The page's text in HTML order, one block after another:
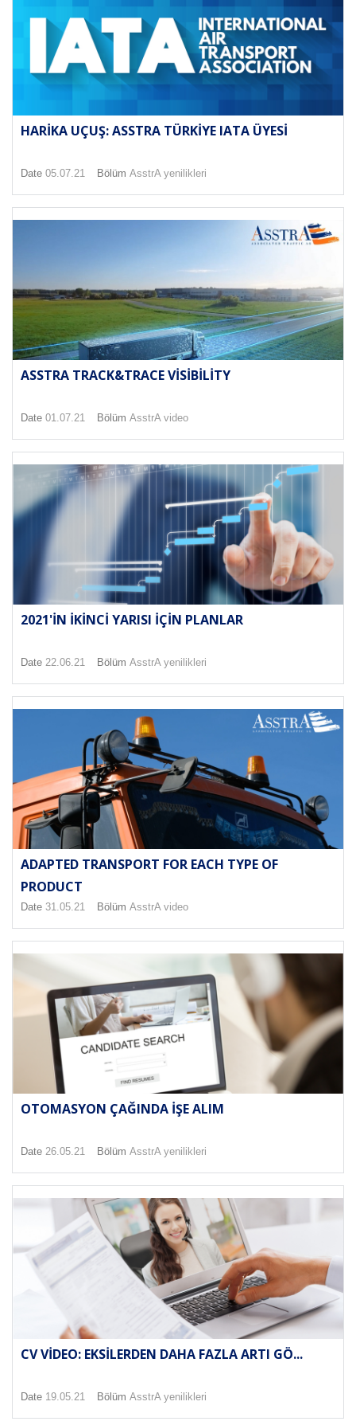
HARIKA UÇUŞ: ASSTRA TÜRKIYE IATA ÜYESI
Date 05.07.21 Bölüm AsstrA yenilikleri
ASSTRA TRACK&TRACE VISIBILITY
Date 01.07.21 Bölüm AsstrA video
2021'IN IKINCI YARISI IÇIN PLANLAR
Date 22.06.21 Bölüm AsstrA yenilikleri
ADAPTED TRANSPORT FOR EACH TYPE OF
PRODUCT
Date 31.05.21 Bölüm AsstrA video
OTOMASYON ÇAĞINDA İŞE ALIM
Date 26.05.21 Bölüm AsstrA yenilikleri
CV VIDEO: EKSILERDEN DAHA FAZLA ARTI GÖ...
Date 19.05.21 Bölüm AsstrA yenilikleri